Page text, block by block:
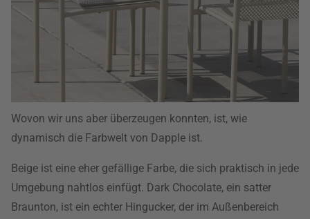
Wovon wir uns aber überzeugen konnten, ist, wie
dynamisch die Farbwelt von Dapple ist.
Beige ist eine eher gefällige Farbe, die sich praktisch in jede
Umgebung nahtlos einfügt. Dark Chocolate, ein satter
Braunton, ist ein echter Hingucker, der im Außenbereich